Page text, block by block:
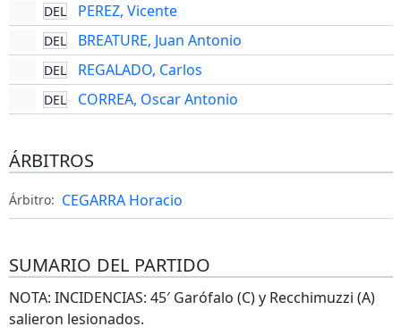
DEL PEREZ, Vicente
DEL BREATURE, Juan Antonio
DEL REGALADO, Carlos
DEL CORREA, Oscar Antonio
ÁRBITROS
Árbitro: CEGARRA Horacio
SUMARIO DEL PARTIDO
NOTA: INCIDENCIAS: 45′ Garófalo (C) y Recchimuzzi (A)
salieron lesionados.